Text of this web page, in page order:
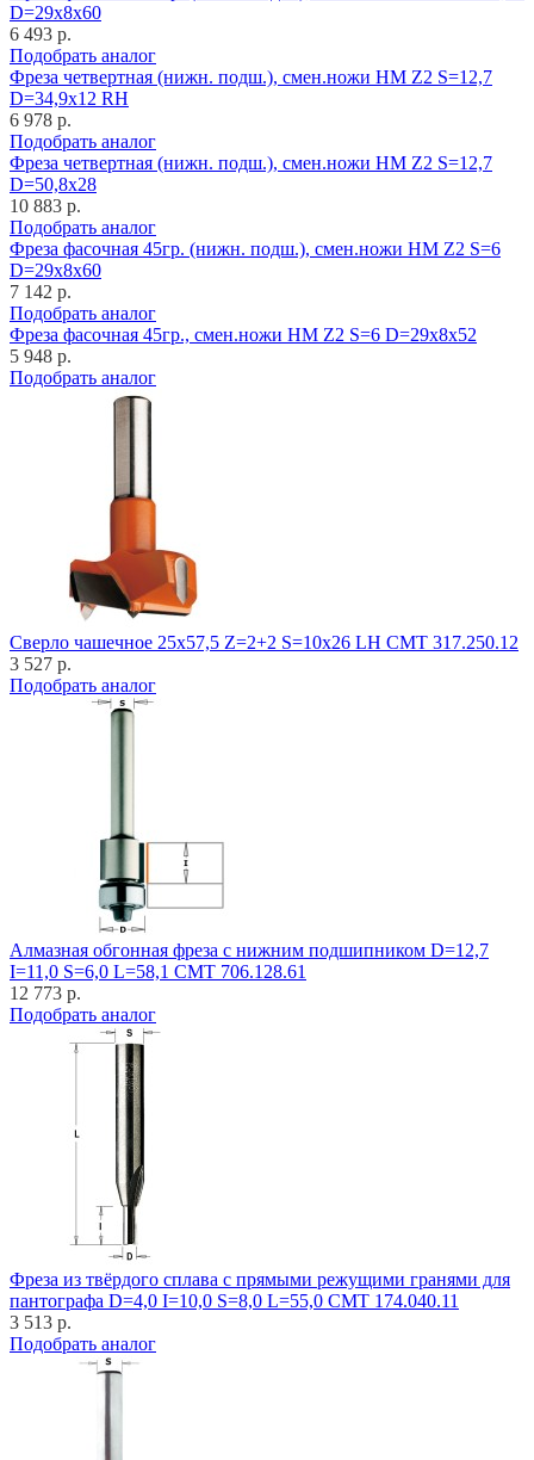
D=29x8x60
6 493 р.
Подобрать аналог
Фреза четвертная (нижн. подш.), смен.ножи HM Z2 S=12,7
D=34,9x12 RH
6 978 р.
Подобрать аналог
Фреза четвертная (нижн. подш.), смен.ножи HM Z2 S=12,7
D=50,8x28
10 883 р.
Подобрать аналог
Фреза фасочная 45гр. (нижн. подш.), смен.ножи HM Z2 S=6
D=29x8x60
7 142 р.
Подобрать аналог
Фреза фасочная 45гр., смен.ножи HM Z2 S=6 D=29x8x52
5 948 р.
Подобрать аналог
Cверло чашечное 25x57,5 Z=2+2 S=10x26 LH CMT 317.250.12
3 527 р.
Подобрать аналог
Алмазная обгонная фреза с нижним подшипником D=12,7
I=11,0 S=6,0 L=58,1 CMT 706.128.61
12 773 р.
Подобрать аналог
Фреза из твёрдого сплава с прямыми режущими гранями для
пантографа D=4,0 I=10,0 S=8,0 L=55,0 CMT 174.040.11
3 513 р.
Подобрать аналог